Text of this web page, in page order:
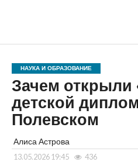
НАУКА И ОБРАЗОВАНИЕ
Зачем
детской
Полевском
Алиса Астрова
13.05.2026 19:45 436